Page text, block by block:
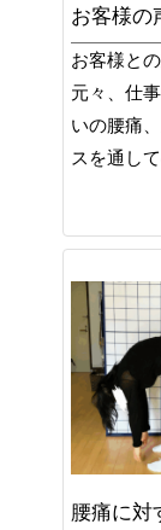
お客様の
お客様と
元々、仕
いの腰痛
スを通し
腰痛に対